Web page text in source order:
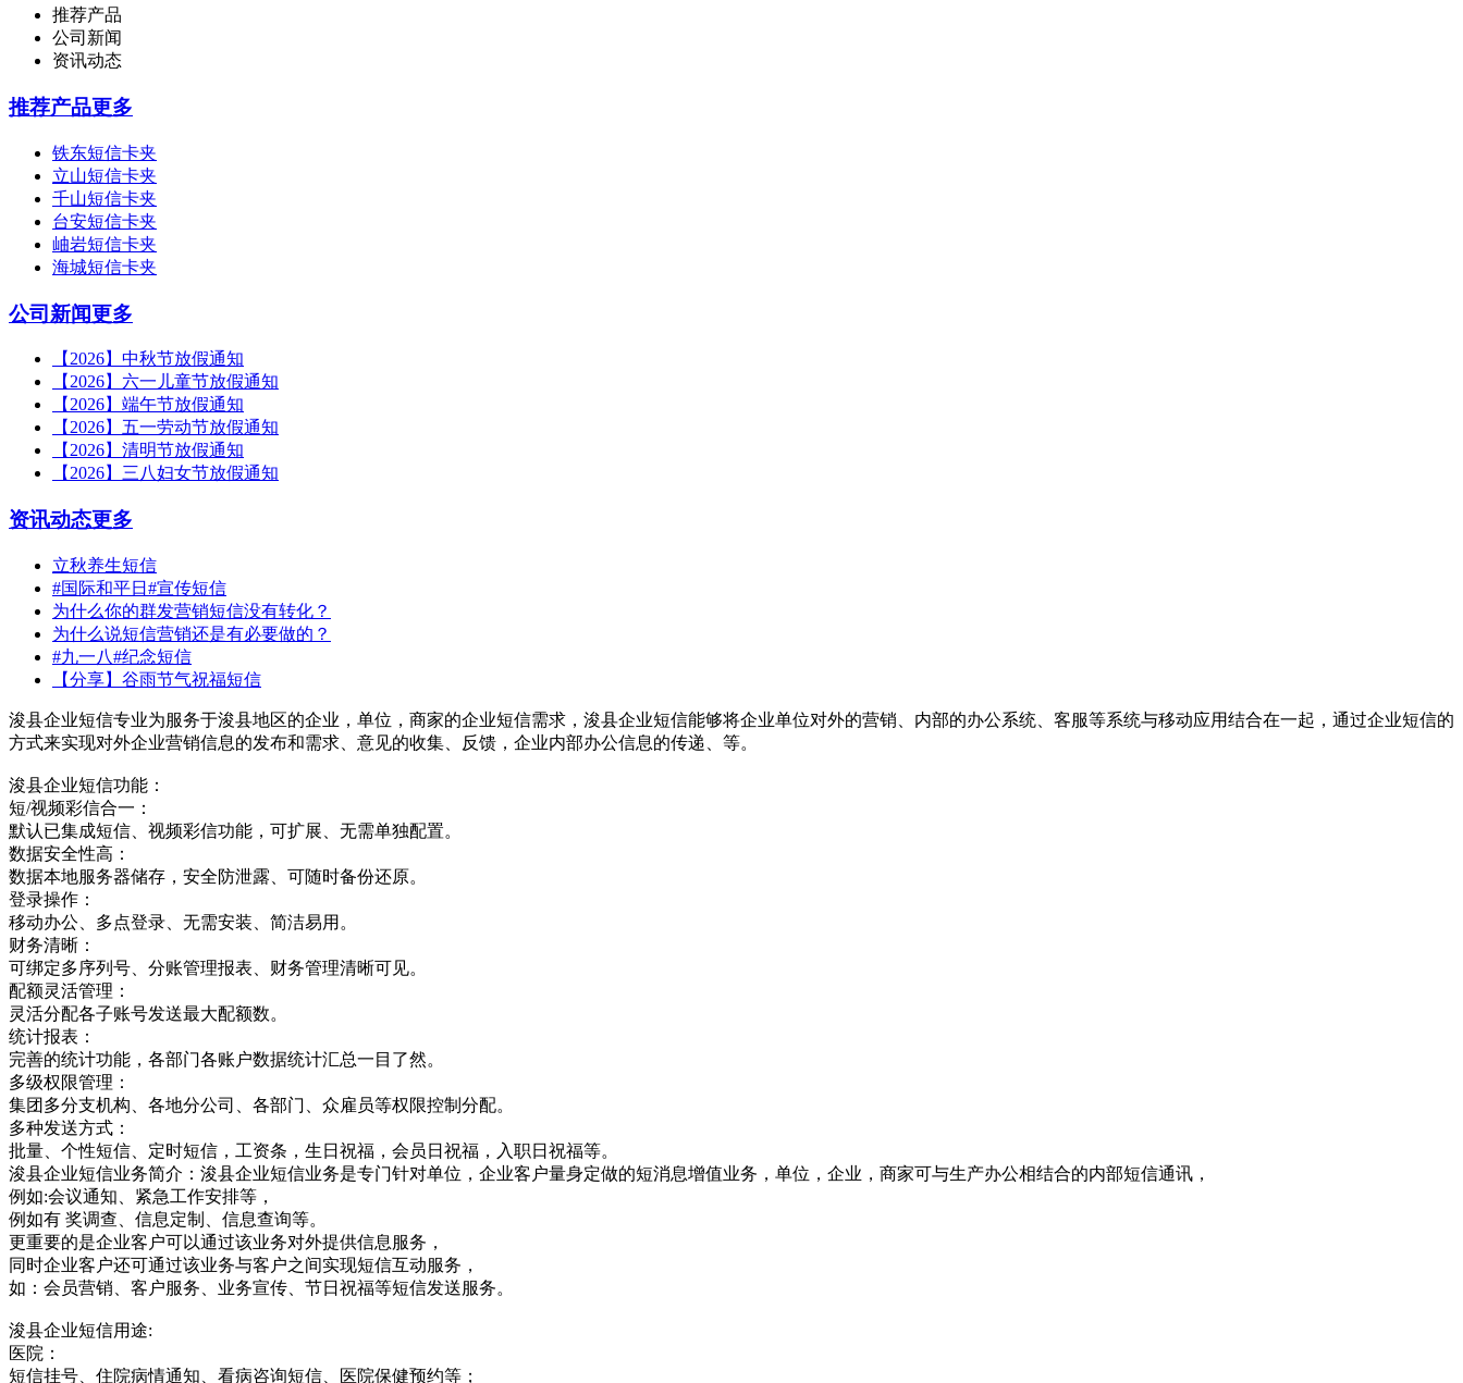
推荐产品
公司新闻
资讯动态
推荐产品更多
铁东短信卡夹
立山短信卡夹
千山短信卡夹
台安短信卡夹
岫岩短信卡夹
海城短信卡夹
公司新闻更多
【2026】中秋节放假通知
【2026】六一儿童节放假通知
【2026】端午节放假通知
【2026】五一劳动节放假通知
【2026】清明节放假通知
【2026】三八妇女节放假通知
资讯动态更多
立秋养生短信
#国际和平日#宣传短信
为什么你的群发营销短信没有转化？
为什么说短信营销还是有必要做的？
#九一八#纪念短信
【分享】谷雨节气祝福短信
浚县企业短信专业为服务于浚县地区的企业，单位，商家的企业短信需求，浚县企业短信能够将企业单位对外的营销、内部的办公系统、客服等系统与移动应用结合在一起，通过企业短信的
方式来实现对外企业营销信息的发布和需求、意见的收集、反馈，企业内部办公信息的传递、等。
浚县企业短信功能：
短/视频彩信合一：
默认已集成短信、视频彩信功能，可扩展、无需单独配置。
数据安全性高：
数据本地服务器储存，安全防泄露、可随时备份还原。
登录操作：
移动办公、多点登录、无需安装、简洁易用。
财务清晰：
可绑定多序列号、分账管理报表、财务管理清晰可见。
配额灵活管理：
灵活分配各子账号发送最大配额数。
统计报表：
完善的统计功能，各部门各账户数据统计汇总一目了然。
多级权限管理：
集团多分支机构、各地分公司、各部门、众雇员等权限控制分配。
多种发送方式：
批量、个性短信、定时短信，工资条，生日祝福，会员日祝福，入职日祝福等。
浚县企业短信业务简介：浚县企业短信业务是专门针对单位，企业客户量身定做的短消息增值业务，单位，企业，商家可与生产办公相结合的内部短信通讯，
例如:会议通知、紧急工作安排等，
例如有 奖调查、信息定制、信息查询等。
更重要的是企业客户可以通过该业务对外提供信息服务，
同时企业客户还可通过该业务与客户之间实现短信互动服务，
如：会员营销、客户服务、业务宣传、节日祝福等短信发送服务。
浚县企业短信用途:
医院：
短信挂号、住院病情通知、看病咨询短信、医院保健预约等；